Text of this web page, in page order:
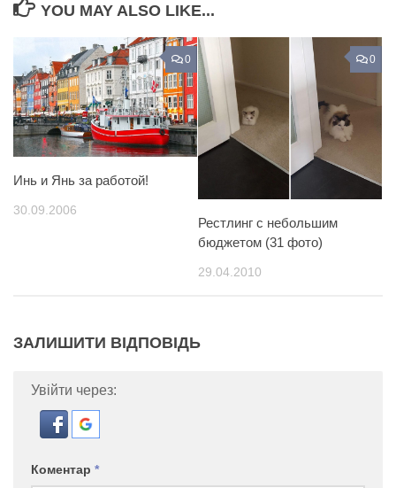
YOU MAY ALSO LIKE...
0
Инь и Янь за работой!
30.09.2006
0
Рестлинг с небольшим
бюджетом (31 фото)
29.04.2010
ЗАЛИШИТИ ВІДПОВІДЬ
Увійти через:
Коментар *